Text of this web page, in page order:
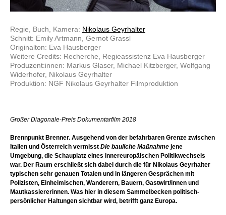
Regie, Buch, Kamera: Nikolaus Geyrhalter
Schnitt: Emily Artmann, Gernot Grassl
Originalton: Eva Hausberger
Weitere Credits: Recherche, Regieassistenz Eva Hausberger
Produzent:innen: Markus Glaser, Michael Kitzberger, Wolfgang
Widerhofer, Nikolaus Geyrhalter
Produktion: NGF Nikolaus Geyrhalter Filmproduktion
Großer Diagonale-Preis Dokumentarfilm 2018
Brennpunkt Brenner. Ausgehend von der befahrbaren Grenze zwischen
Italien und Österreich vermisst Die bauliche Maßnahme jene
Umgebung, die Schauplatz eines innereuropäischen Politikwechsels
war. Der Raum erschließt sich dabei durch die für Nikolaus Geyrhalter
typischen sehr genauen Totalen und in längeren Gesprächen mit
Polizisten, Einheimischen, Wanderern, Bauern, Gastwirt/innen und
Mautkassiererinnen. Was hier in diesem Sammelbecken politisch-
persönlicher Haltungen sichtbar wird, betrifft ganz Europa.